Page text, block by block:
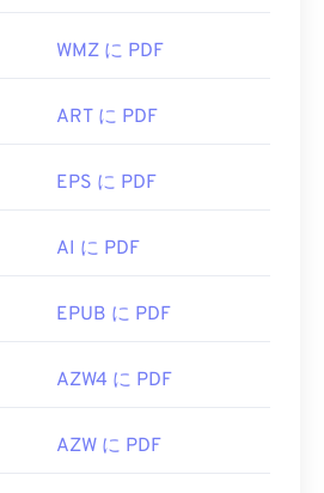
WMZ に PDF
ART に PDF
EPS に PDF
AI に PDF
EPUB に PDF
AZW4 に PDF
AZW に PDF